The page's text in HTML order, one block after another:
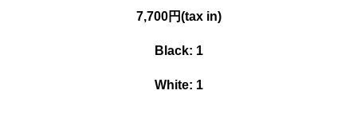
7,700円(tax in)
Black: 1
White: 1